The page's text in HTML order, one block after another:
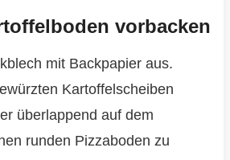
vorbacken
mit Backpapier aus.
Kartoffelscheiben
überlappend auf dem
runden Pizzaboden zu